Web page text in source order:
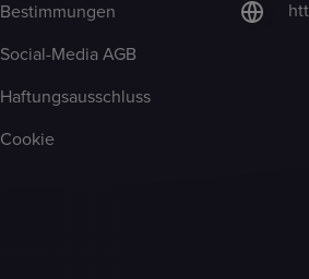
Bestimmungen
Social-Media AGB
Haftungsausschluss
Cookie